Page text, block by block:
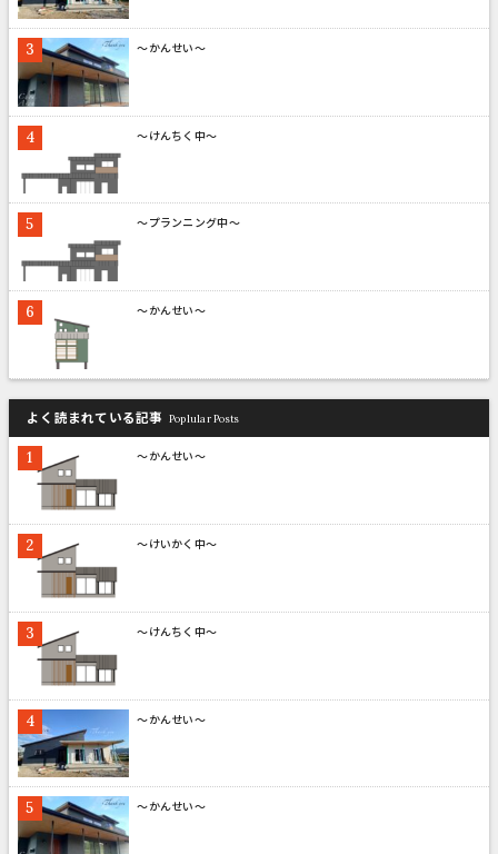
～かんせい～
～けんちく中～
～プランニング中～
～かんせい～
よく読まれている記事 Poplular Posts
～かんせい～
～けいかく中～
～けんちく中～
～かんせい～
～かんせい～